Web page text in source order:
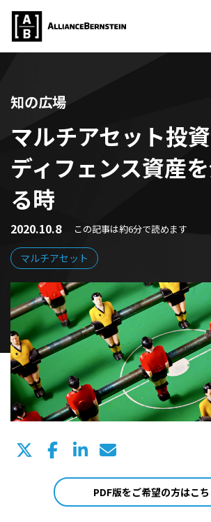
知の広場
マルチアセット投資
ディフェンス資産
る時
2020.10.8 この記事は約6分で読めます
マルチアセット
PDF版をご希望の方はこち